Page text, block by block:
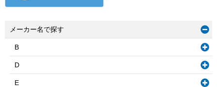
メーカー名で探す
B
D
E